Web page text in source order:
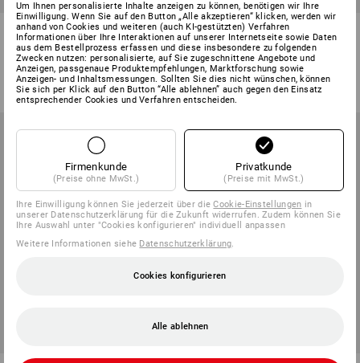
e.s. 5-Pocket-Jeans Jog-Denim
3 Farben
ab 43,91 €
(m. MwSt.) ab 10 Stück
e.s. Worker-Jeans
4 Farben
ab 51,05 €
(m. MwSt.) ab 10 Stück
Um Ihnen personalisierte Inhalte anzeigen zu können, benötigen wir Ihre
Einwilligung. Wenn Sie auf den Button „Alle akzeptieren“ klicken, werden wir
anhand von Cookies und weiteren (auch KI-gestützten) Verfahren
Informationen über Ihre Interaktionen auf unserer Internetseite sowie Daten
aus dem Bestellprozess erfassen und diese insbesondere zu folgenden
Zwecken nutzen: personalisierte, auf Sie zugeschnittene Angebote und
Anzeigen, passgenaue Produktempfehlungen, Marktforschung sowie
Anzeigen- und Inhaltsmessungen. Sollten Sie dies nicht wünschen, können
Sie sich per Klick auf den Button “Alle ablehnen” auch gegen den Einsatz
entsprechender Cookies und Verfahren entscheiden.
Firmenkunde
(Preise ohne MwSt.)
Privatkunde
(Preise mit MwSt.)
Ihre Einwilligung können Sie jederzeit über dieCookie-Einstellungen in
unserer Datenschutzerklärung für die Zukunft widerrufen. Zudem können Sie
Ihre Auswahl unter "Cookies konfigurieren" individuell anpassen
Weitere Informationen siehe Datenschutzerklärung.
Cookies konfigurieren
Alle ablehnen